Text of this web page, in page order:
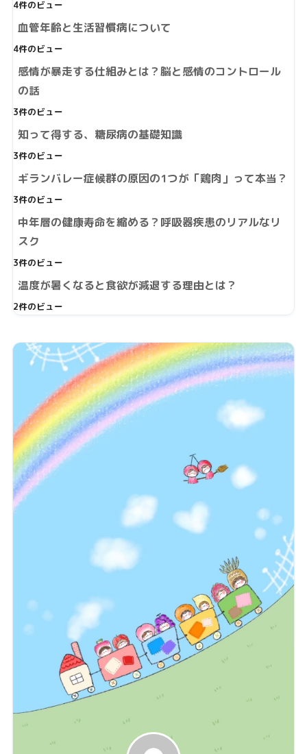
4件のビュー
血管年齢と生活習慣病について
4件のビュー
感情が暴走する仕組みとは？脳と感情のコントロール
の話
3件のビュー
知って得する、糖尿病の基礎知識
3件のビュー
ギランバレー症候群の原因の1つが「鶏肉」って本当？
3件のビュー
中年層の健康寿命を縮める？呼吸器疾患のリアルなリ
スク
3件のビュー
温度が暑くなると食欲が減退する理由とは？
2件のビュー